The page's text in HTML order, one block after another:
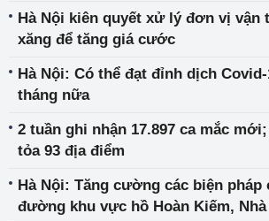
Hà Nội kiên quyết xử lý đơn vị vận
xăng để tăng giá cước
Hà Nội: Có thể đạt đỉnh dịch
tháng nữa
2 tuần ghi nhận 17.897 ca mắc
tỏa 93 địa điểm
Hà Nội: Tăng cường các biện pháp
đường khu vực hồ Hoàn Kiếm,